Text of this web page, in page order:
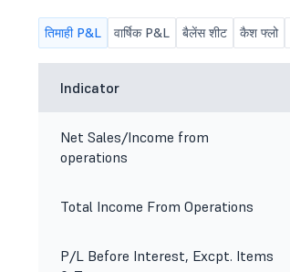
तिमाही P&L वार्षिक P&L बैलेंस शीट कैश फ्लो
Indicator
Net Sales/Income from
operations
Total Income From Operations
P/L Before Interest, Excpt. Items